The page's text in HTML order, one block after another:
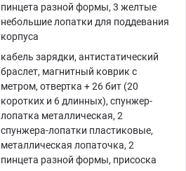
пинцета разной формы, 3 желтые
небольшие лопатки для поддевания
корпуса
кабель зарядки, антистатический
браслет, магнитный коврик с
метром, отвертка + 26 бит (20
коротких и 6 длинных), спунжер-
лопатка металлическая, 2
спунжера-лопатки пластиковые,
металлическая лопаточка, 2
пинцета разной формы, присоска